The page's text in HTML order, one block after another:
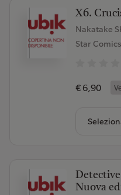
X6.
Nakatake
Star
€ 6,90
Nuova